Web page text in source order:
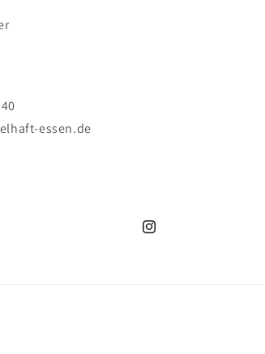
essen.de
Instagram